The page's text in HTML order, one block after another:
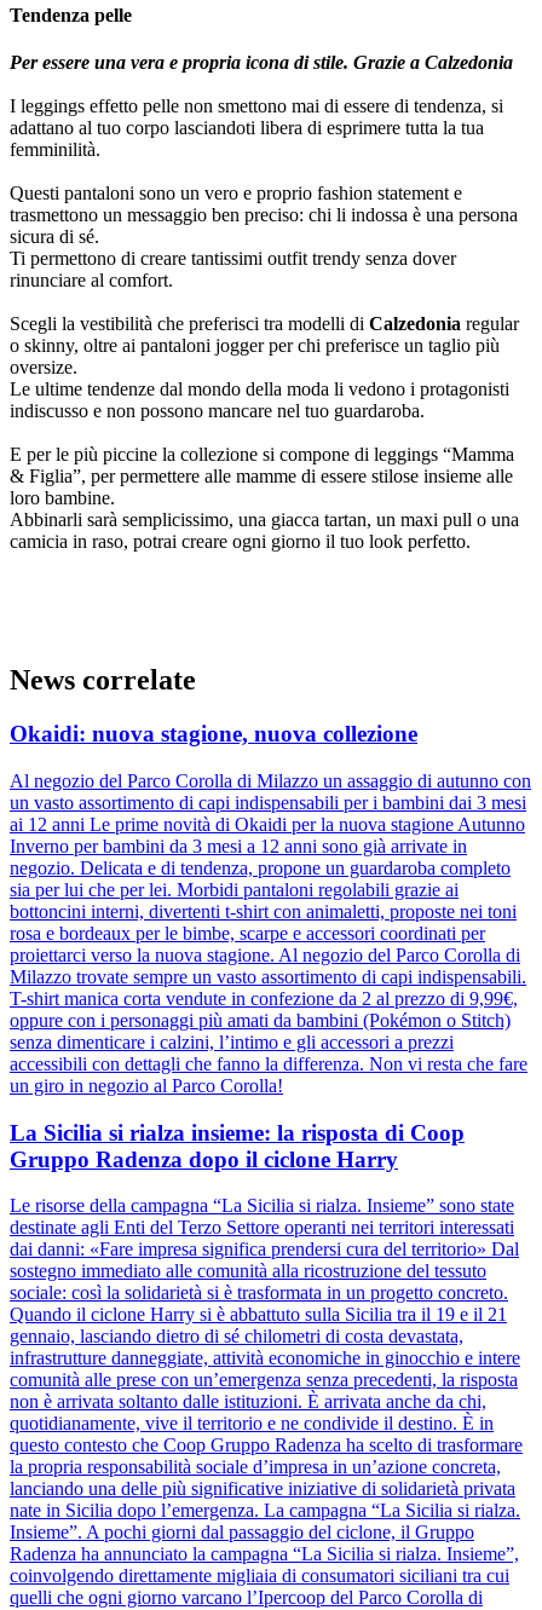
Tendenza pelle
Per essere una vera e propria icona di stile. Grazie a Calzedonia
I leggings effetto pelle non smettono mai di essere di tendenza, si
adattano al tuo corpo lasciandoti libera di esprimere tutta la tua
femminilità.
Questi pantaloni sono un vero e proprio fashion statement e
trasmettono un messaggio ben preciso: chi li indossa è una persona
sicura di sé.
Ti permettono di creare tantissimi outfit trendy senza dover
rinunciare al comfort.
Scegli la vestibilità che preferisci tra modelli di Calzedonia regular
o skinny, oltre ai pantaloni jogger per chi preferisce un taglio più
oversize.
Le ultime tendenze dal mondo della moda li vedono i protagonisti
indiscusso e non possono mancare nel tuo guardaroba.
E per le più piccine la collezione si compone di leggings “Mamma
& Figlia”, per permettere alle mamme di essere stilose insieme alle
loro bambine.
Abbinarli sarà semplicissimo, una giacca tartan, un maxi pull o una
camicia in raso, potrai creare ogni giorno il tuo look perfetto.
News correlate
Okaidi: nuova stagione, nuova collezione
Al negozio del Parco Corolla di Milazzo un assaggio di autunno con
un vasto assortimento di capi indispensabili per i bambini dai 3 mesi
ai 12 anni Le prime novità di Okaidi per la nuova stagione Autunno
Inverno per bambini da 3 mesi a 12 anni sono già arrivate in
negozio. Delicata e di tendenza, propone un guardaroba completo
sia per lui che per lei. Morbidi pantaloni regolabili grazie ai
bottoncini interni, divertenti t-shirt con animaletti, proposte nei toni
rosa e bordeaux per le bimbe, scarpe e accessori coordinati per
proiettarci verso la nuova stagione. Al negozio del Parco Corolla di
Milazzo trovate sempre un vasto assortimento di capi indispensabili.
T-shirt manica corta vendute in confezione da 2 al prezzo di 9,99€,
oppure con i personaggi più amati da bambini (Pokémon o Stitch)
senza dimenticare i calzini, l’intimo e gli accessori a prezzi
accessibili con dettagli che fanno la differenza. Non vi resta che fare
un giro in negozio al Parco Corolla!
La Sicilia si rialza insieme: la risposta di Coop
Gruppo Radenza dopo il ciclone Harry
Le risorse della campagna “La Sicilia si rialza. Insieme” sono state
destinate agli Enti del Terzo Settore operanti nei territori interessati
dai danni: «Fare impresa significa prendersi cura del territorio» Dal
sostegno immediato alle comunità alla ricostruzione del tessuto
sociale: così la solidarietà si è trasformata in un progetto concreto.
Quando il ciclone Harry si è abbattuto sulla Sicilia tra il 19 e il 21
gennaio, lasciando dietro di sé chilometri di costa devastata,
infrastrutture danneggiate, attività economiche in ginocchio e intere
comunità alle prese con un’emergenza senza precedenti, la risposta
non è arrivata soltanto dalle istituzioni. È arrivata anche da chi,
quotidianamente, vive il territorio e ne condivide il destino. È in
questo contesto che Coop Gruppo Radenza ha scelto di trasformare
la propria responsabilità sociale d’impresa in un’azione concreta,
lanciando una delle più significative iniziative di solidarietà privata
nate in Sicilia dopo l’emergenza. La campagna “La Sicilia si rialza.
Insieme”. A pochi giorni dal passaggio del ciclone, il Gruppo
Radenza ha annunciato la campagna “La Sicilia si rialza. Insieme”,
coinvolgendo direttamente migliaia di consumatori siciliani tra cui
quelli che ogni giorno varcano l’Ipercoop del Parco Corolla di